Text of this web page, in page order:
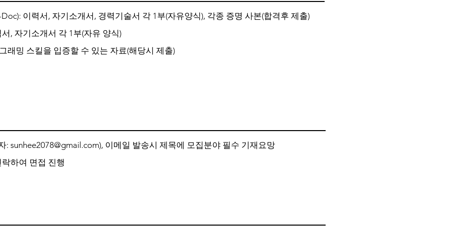
Doc): 이력서, 자기소개서, 경력기술서 각 1부(자유양식), 각종 증명 사본(합격후 제출)
, 자기소개서 각 1부(자유 양식)
래밍 스킬을 입증할 수 있는 자료(해당시 제출)
: sunhee2078@gmail.com), 이메일 발송시 제목에 모집분야 필수 기재요망
락하여 면접 진행